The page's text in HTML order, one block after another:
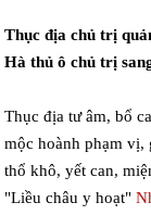
Thục địa chủ trị
Hà thủ ô chủ trị
Thục địa tư âm, bổ
mộc hoành phạm vị,
thổ khô, yết can,
"Liều châu y hoạt"